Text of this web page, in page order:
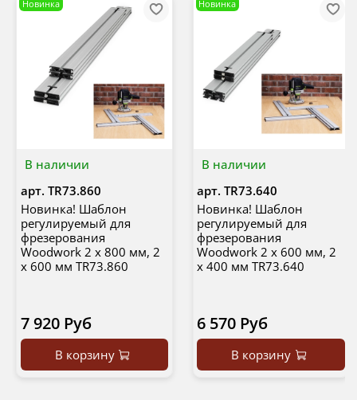
В наличии
Новинка
арт. TR73.860
Новинка! Шаблон
регулируемый для
фрезерования
Woodwork 2 х 800 мм, 2
х 600 мм TR73.860
7 920 Руб
В корзину
В наличии
Новинка
арт. TR73.640
Новинка! Шаблон
регулируемый для
фрезерования
Woodwork 2 х 600 мм, 2
х 400 мм TR73.640
6 570 Руб
В корзину